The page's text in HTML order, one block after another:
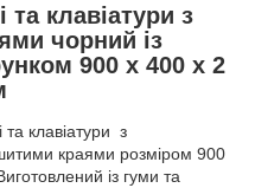
клавіатури з
чорний із
900 х 400 х 2
клавіатури з
краями розміром 900
із гуми та